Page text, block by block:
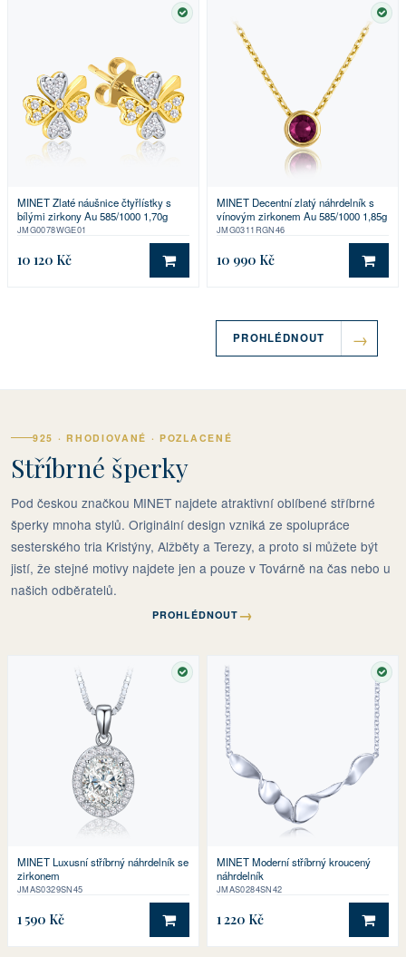
SKLADEM
MINET Zlaté náušnice čtyřlístky s
bílými zirkony Au 585/1000 1,70g
JMG0078WGE01
10 120 Kč DO KOŠÍKU
MINET Decentní zlatý náhrdelník s
vínovým zirkonem Au 585/1000 1,85g
JMG0311RGN46
10 990 Kč DO
PROHLÉDNOUT
925 · RHODIOVANÉ · POZLACENÉ
Stříbrné šperky
Pod českou značkou MINET najdete atraktivní oblíbené stříbrné
šperky mnoha stylů. Originální design vzniká ze spolupráce
sesterského tria Kristýny, Alžběty a Terezy, a proto si můžete být
jistí, že stejné motivy najdete jen a pouze v Továrně na čas nebo u
našich odběratelů.
PROHLÉDNOUT →
SKLADEM
MINET Luxusní stříbrný náhrdelník se
zirkonem
JMAS0329SN45
1 590 Kč DO KOŠÍKU
MINET Moderní stříbrný kroucený
náhrdelník
JMAS0284SN42
1 220 Kč DO